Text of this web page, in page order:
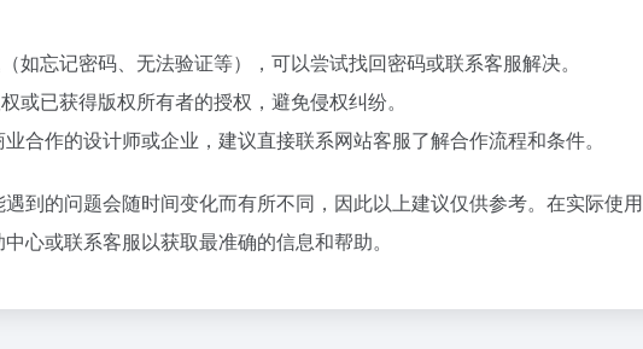
如忘记密码、无法验证等），可以尝试找回密码或联系客服解决。
或已获得版权所有者的授权，避免侵权纠纷。
合作的设计师或企业，建议直接联系网站客服了解合作流程和条件。
到的问题会随时间变化而有所不同，因此以上建议仅供参考。在实际使用
心或联系客服以获取最准确的信息和帮助。